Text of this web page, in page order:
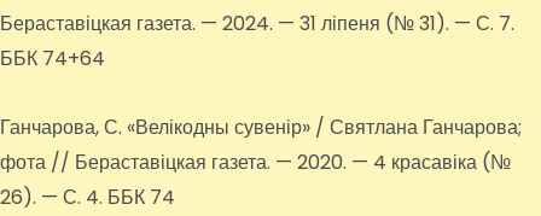
Бераставіцкая газета. — 2024. — 31 ліпеня (№ 31). — С. 7.
ББК 74+64
Ганчарова, С. «Велікодны сувенір» / Святлана Ганчарова;
фота // Бераставіцкая газета. — 2020. — 4 красавіка (№
26). — С. 4. ББК 74